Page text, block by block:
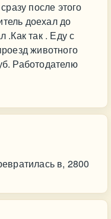
после этого
доехал до
.Как так . Еду с
животного
Работодателю
в, 2800